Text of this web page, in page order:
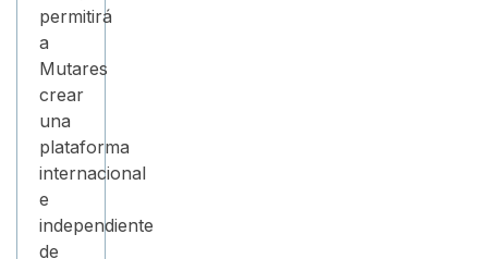
permitirá
a
Mutares
crear
una
plataforma
internacional
e
independiente
de